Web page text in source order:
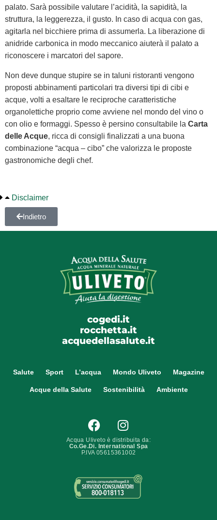
palato. Sarà possibile valutare l’acidità, la sapidità, la
struttura, la leggerezza, il gusto. In caso di acqua con gas,
agitarla nel bicchiere prima di assumerla. La liberazione di
anidride carbonica in modo meccanico aiuterà il palato a
riconoscere i marcatori del sapore.
Non deve dunque stupire se in taluni ristoranti vengono
proposti abbinamenti particolari tra diversi tipi di cibi e
acque, volti a esaltare le reciproche caratteristiche
organolettiche proprio come avviene nel mondo del vino o
con olio e formaggi. Spesso è persino consultabile la Carta
delle Acque, ricca di consigli finalizzati a una buona
combinazione “acqua – cibo” che valorizza le proposte
gastronomiche degli chef.
Disclaimer
Indietro
cogedi.it
rocchetta.it
acquedellasalute.it
Salute Sport L’acqua Mondo Uliveto Magazine
Acque della Salute Sostenibilità Ambiente
Acqua Uliveto è distribuita da:
Co.Ge.Di. International Spa
P.IVA 05615361002